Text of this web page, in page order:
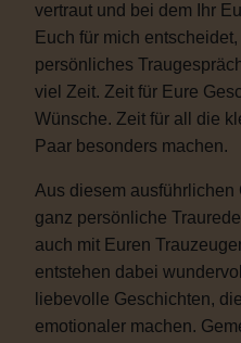
vertraut und bei dem Ihr
Euch für mich
persönliches
viel Zeit. Zeit für Eure
Wünsche. Zeit für all die
Paar besonders machen.
Aus diesem ausführlichen
ganz persönliche
auch mit Euren
entstehen dabei
liebevolle Geschichten,
emotionaler machen.